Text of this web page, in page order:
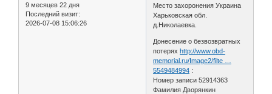
9 месяцев 22 дня
Последний визит:
2026-07-08 15:06:26
Место захоронения Украина
Харьковская обл.
д.Николаевка.
Донесение о безвозвратных
потеряхhttp://www.obd-
memorial.ru/Image2/filte …
5549484994 :
Номер записи 52914363
Фамилия Дворянкин